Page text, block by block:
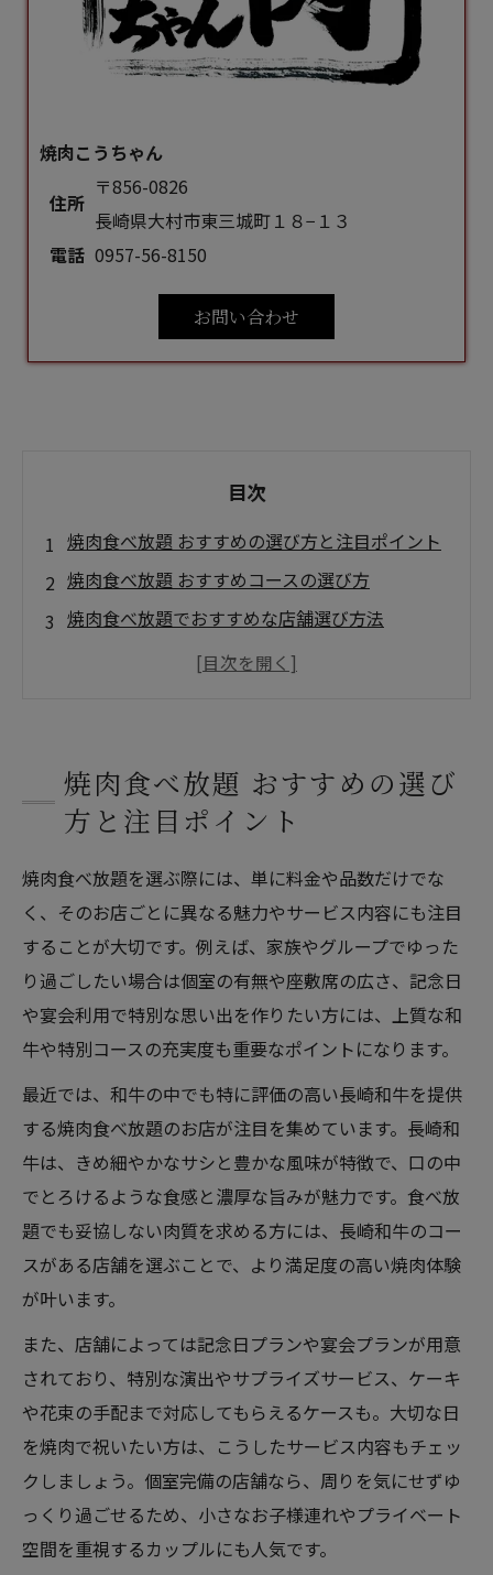
焼肉こうちゃん
住所
〒856-0826
長崎県大村市東三城町１８−１３
電話 0957-56-8150
お問い合わせ
目次
焼肉食べ放題 おすすめの選び方と注目ポイント
焼肉食べ放題 おすすめコースの選び方
焼肉食べ放題でおすすめな店舗選び方法
高級焼肉食べ放題のおすすめポイント｜長崎和
焼肉食べ放題の疑問解決Q&A｜予約・クーポ
ン・混雑回避のコツ
店舗概要
焼肉食べ放題 おすすめの選び
方と注目ポイント
焼肉食べ放題を選ぶ際には、単に料金や品数だけでな
く、そのお店ごとに異なる魅力やサービス内容にも注目
することが大切です。例えば、家族やグループでゆった
り過ごしたい場合は個室の有無や座敷席の広さ、記念日
や宴会利用で特別な思い出を作りたい方には、上質な和
牛や特別コースの充実度も重要なポイントになります。
最近では、和牛の中でも特に評価の高い長崎和牛を提供
する焼肉食べ放題のお店が注目を集めています。長崎和
牛は、きめ細やかなサシと豊かな風味が特徴で、口の中
でとろけるような食感と濃厚な旨みが魅力です。食べ放
題でも妥協しない肉質を求める方には、長崎和牛のコー
スがある店舗を選ぶことで、より満足度の高い焼肉体験
が叶います。
また、店舗によっては記念日プランや宴会プランが用意
されており、特別な演出やサプライズサービス、ケーキ
や花束の手配まで対応してもらえるケースも。大切な日
を焼肉で祝いたい方は、こうしたサービス内容もチェッ
クしましょう。個室完備の店舗なら、周りを気にせずゆ
っくり過ごせるため、小さなお子様連れやプライベート
空間を重視するカップルにも人気です。